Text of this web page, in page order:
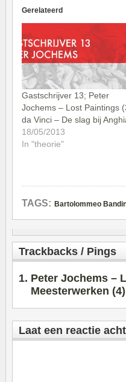
Gerelateerd
Gastschrijver 13; Peter
Jochems – Lost Paintings
da Vinci – De slag bij
18/05/2013
In "theorie"
TAGS: Bartolommeo
Trackbacks / Pings
Peter Jochems –
Meesterwerken
Laat een reactie